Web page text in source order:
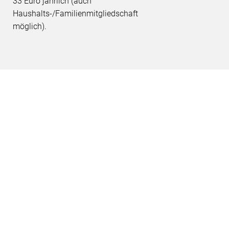
Haushalts-/Familienmitgliedschaft
möglich).